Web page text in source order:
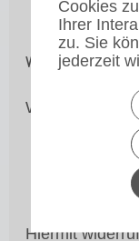
Cookies
Ihrer
zu. Sie
jederzeit
Widerrufsformular
Widerruf an:
Hiermit